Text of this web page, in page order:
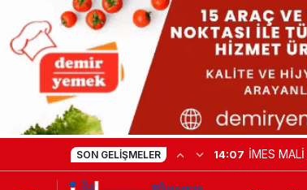
SON GELIŞMELER 14:07 İMES